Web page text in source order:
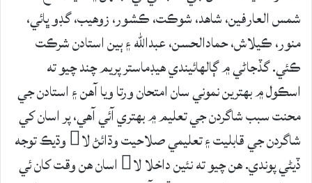
شمس العارفين، شاهد، شوڪت، ڪشور، زوهيب، گڊو ڀائي،
منور، ڪيلاش، حمادالحسن، عبدالله ۽ ٻين استادن شرڪت
ڪئي. گڏجاڻي ۾ ڳالهائيندي هيڊماستر پريم چند چيو ته
اسڪول ۾ بهترين نموني سان امتحان ورتا ويا آهن ۽ استادن جي
محنت سبب شاگردن جي تعليم ۾ بهتري آئي آهي، پر اسان کي
شاگردن جي قابليت ۽ تعليمي صلاحيت وڌائڻ لا وڌيڪ توجه
ڏيڻي پوندي. هن چيو ته نئين داخلا لا اسان هن وقت کان ئي